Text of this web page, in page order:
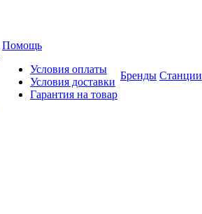
Помощь
Условия оплаты
Условия доставки
Гарантия на товар
Бренды Станции